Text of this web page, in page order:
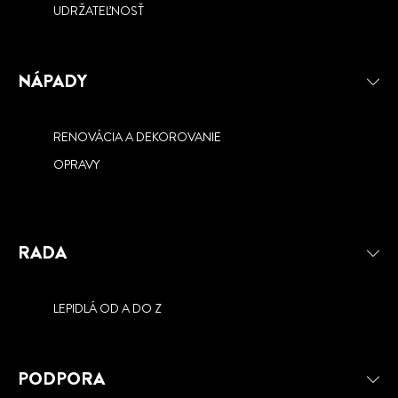
UDRŽATEĽNOSŤ
NÁPADY
RENOVÁCIA A DEKOROVANIE
OPRAVY
RADA
LEPIDLÁ OD A DO Z
PODPORA